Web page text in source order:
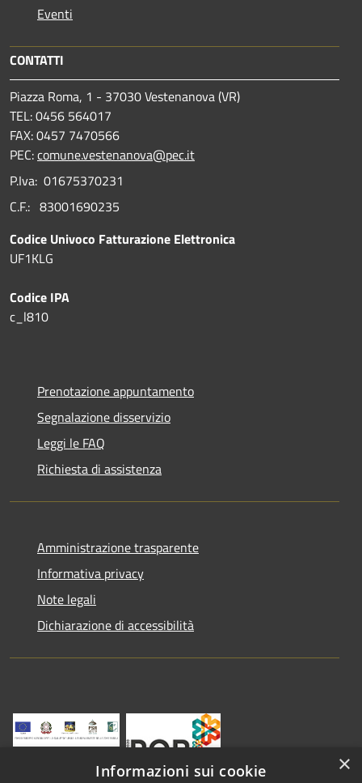
Eventi
CONTATTI
Piazza Roma, 1 - 37030 Vestenanova (VR)
TEL: 0456 564017
FAX: 0457 7470566
PEC:comune.vestenanova@pec.it
P.Iva: 01675370231
C.F.: 83001690235
Codice Univoco Fatturazione Elettronica
UF1KLG
Codice IPA
c_l810
Prenotazione appuntamento
Segnalazione disservizio
Leggi le FAQ
Richiesta di assistenza
Amministrazione trasparente
Informativa privacy
Note legali
Dichiarazione di accessibilità
×
Informazioni sui cookie